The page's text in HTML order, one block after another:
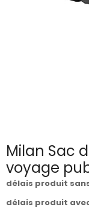
Milan Sac
voyage
délais produit
délais produit